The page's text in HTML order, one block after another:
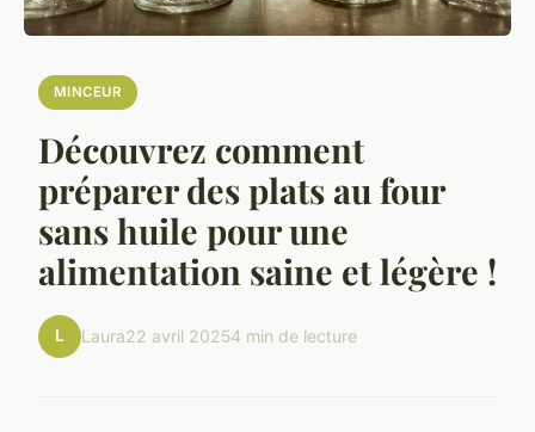
MINCEUR
Découvrez comment
préparer des plats au four
sans huile pour une
alimentation saine et légère !
L Laura22 avril 20254 min de lecture